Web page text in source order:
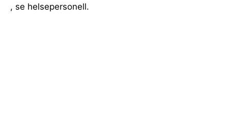
, se helsepersonell.